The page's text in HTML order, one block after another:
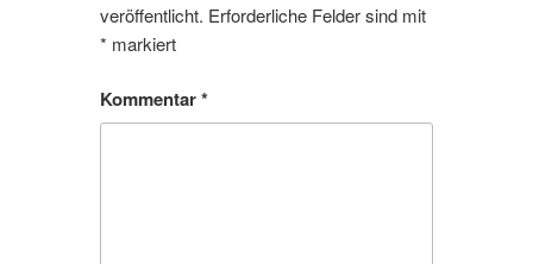
veröffentlicht. Erforderliche Felder sind mit
* markiert
Kommentar*